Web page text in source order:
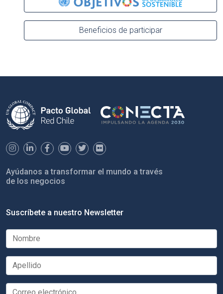
Beneficios de participar
Ayúdanos a transformar el mundo a través
de los negocios
Suscríbete a nuestro Newsletter